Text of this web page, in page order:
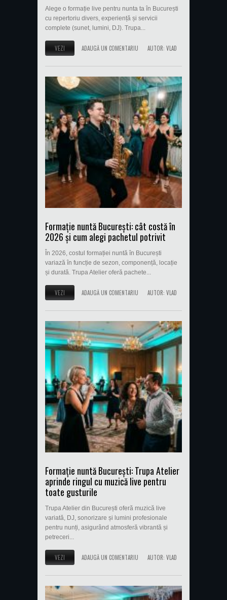
Alege o formație live pentru nunta ta în București
cu repertoriu divers, experiență și servicii
complete (sunet, lumini, DJ). Trupa...
VEZI ADAUGĂ UN COMENTARIU AUTOR: VLAD
Formație nuntă București: cât costă în
2026 și cum alegi pachetul potrivit
În 2026, costul formației nuntă în București
variază în funcție de sezon, componență, locație
și durată. Trupa Atelier oferă pachete...
VEZI ADAUGĂ UN COMENTARIU AUTOR: VLAD
Formație nuntă București: Trupa Atelier
aprinde ringul cu muzică live pentru
toate gusturile
Trupa Atelier din București oferă muzică live
variată, DJ, sonorizare și lumini profesionale
pentru nunți, asigurând atmosferă vibrantă și
petreceri...
VEZI ADAUGĂ UN COMENTARIU AUTOR: VLAD